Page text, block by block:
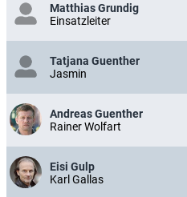
Matthias Grundig
Einsatzleiter
Tatjana Guenther
Jasmin
Andreas Guenther
Rainer Wolfart
Eisi Gulp
Karl Gallas